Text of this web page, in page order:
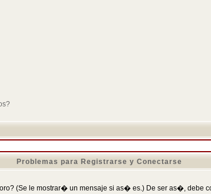
Problemas para Registrarse y Conectarse
(Se le mostrar� un mensaje si as� es.) De ser as�, debe